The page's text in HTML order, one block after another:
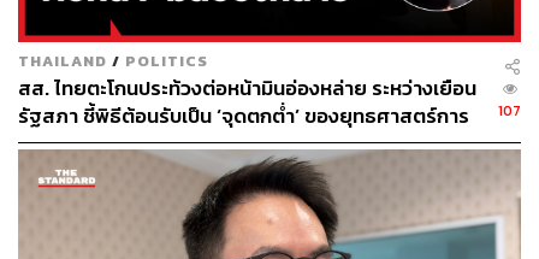
“หากตีความแล้วคำว่า ‘ระบอบ’ หมายถึงการคงมีอยู่ และการ
อยู่ต่อไป สีน้ำเงินคือ สีแถบธงชาติไทย ซึ่งประชาชนโดย
ทั่วไปทราบอย่างดีว่า หมายถึงองค์พระมหากษัตริย์ และการ
กล่าวว่า กินรวบประเทศไทยหมายถึงพฤติกรรมการผูกขาด
หรือการใช้โอกาสเอามาเป็นผลประโยชน์ของตนทั้งการเมือง
และเศรษฐกิจ เข้าใจได้ว่า เป็นความพยายามสร้างวาทกรรม
พยายามทำให้สถาบันฯ ดูสั่นคลอนในสายประชาชนใช่หรือ
THAILAND / POLITICS
สส. ไทยตะโกนประท้วงต่อหน้ามินอ่องหล่าย ระหว่างเยือน
รัฐสภา ชี้พิธีต้อนรับเป็น ‘จุดตกต่ำ’ ของยุทธศาสตร์การ
ทูตไทย
107